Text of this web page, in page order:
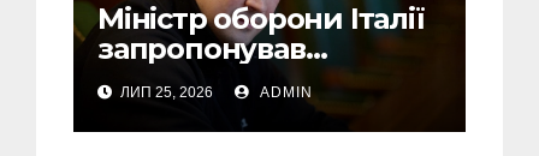
Міністр оборони Італії
запропонував
Федорову стати його
радником
ЛИП 25, 2026 ADMIN